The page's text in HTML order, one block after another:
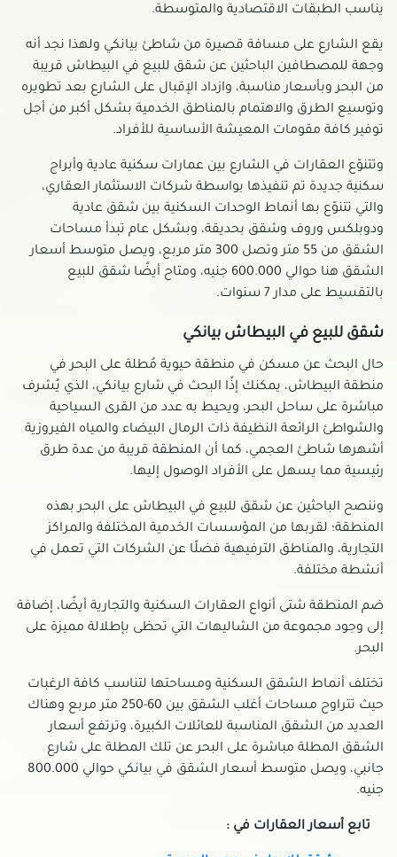
يناسب الطبقات الاقتصادية والمتوسطة.
يقع الشارع على مسافة قصيرة من شاطئ بيانكي ولهذا نجد أنه
وجهة للمصطافين الباحثين عن شقق للبيع في البيطاش قريبة
من البحر وبأسعار مناسبة، وازداد الإقبال على الشارع بعد تطويره
وتوسيع الطرق والاهتمام بالمناطق الخدمية بشكل أكبر من أجل
توفير كافة مقومات المعيشة الأساسية للأفراد.
وتتنوّع العقارات في الشارع بين عمارات سكنية عادية وأبراج
سكنية جديدة تم تنفيذها بواسطة شركات الاستثمار العقاري،
والتي تتنوّع بها أنماط الوحدات السكنية بين شقق عادية
ودوبلكس وروف وشقق بحديقة، وبشكل عام تبدأ مساحات
الشقق من 55 متر وتصل 300 متر مربع، ويصل متوسط أسعار
الشقق هنا حوالي 600.000 جنيه، ومتاح أيضًا شقق للبيع
بالتقسيط على مدار 7 سنوات.
شقق للبيع في البيطاش بيانكي
حال البحث عن مسكن في منطقة حيوية مُطلة على البحر في
منطقة البيطاش، يمكنك إذًا البحث في شارع بيانكي، الذي يُشرف
مباشرة على ساحل البحر، ويحيط به عدد من القرى السياحية
والشواطئ الرائعة النظيفة ذات الرمال البيضاء والمياه الفيروزية
أشهرها شاطئ العجمي، كما أن المنطقة قريبة من عدة طرق
رئيسية مما يسهل على الأفراد الوصول إليها.
وننصح الباحثين عن شقق للبيع في البيطاش على البحر بهذه
المنطقة؛ لقربها من المؤسسات الخدمية المختلفة والمراكز
التجارية، والمناطق الترفيهية فضلًا عن الشركات التي تعمل في
أنشطة مختلفة.
ضم المنطقة شتى أنواع العقارات السكنية والتجارية أيضًا، إضافة
إلى وجود مجموعة من الشاليهات التي تحظى بإطلالة مميزة على
البحر.
تختلف أنماط الشقق السكنية ومساحتها لتناسب كافة الرغبات
حيث تتراوح مساحات أغلب الشقق بين 60-250 متر مربع وهناك
العديد من الشقق المناسبة للعائلات الكبيرة، وترتفع أسعار
الشقق المطلة مباشرة على البحر عن تلك المطلة على شارع
جانبي، ويصل متوسط أسعار الشقق في بيانكي حوالي 800.000
جنيه.
تابع أسعار العقارات في :